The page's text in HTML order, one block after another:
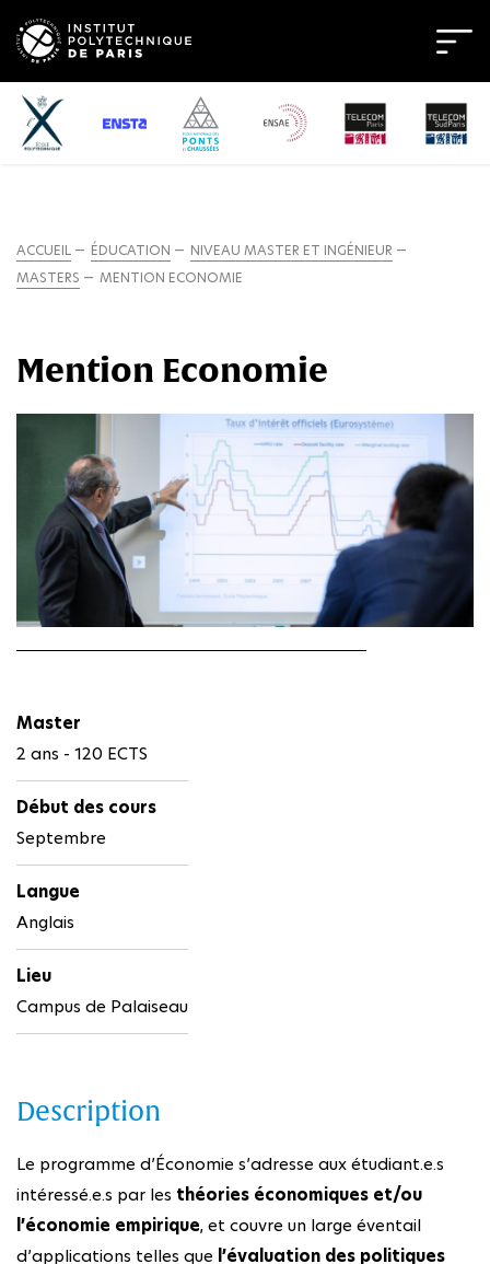
ACCUEIL ÉDUCATION
NIVEAU MASTER ET INGÉNIEUR
MASTERS
MENTION ECONOMIE
Mention Economie
Master
2 ans - 120 ECTS
Début des cours
Septembre
Langue
Anglais
Lieu
Campus de Palaiseau
Description
Le programme d’Économie s’adresse aux étudiant.e.s
intéressé.e.s par les théories économiques et/ou
l’économie empirique, et couvre un large éventail
d’applications telles que l’évaluation des politiques